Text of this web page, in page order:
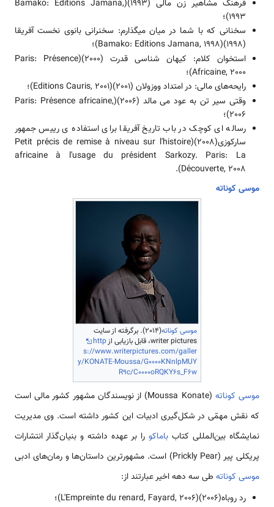
فرهنگ مشاهیر زن مالی (1993)(Bamako: Editions Jamana,
1993)؛
سخنانی که با شما در میان می‏گذارم: سخنرانی بانوی نخست آفریقا
(1998)(Bamako: Editions Jamana, 1998)؛
استخوان کلام: کیهان شناسی قدرت (2000)(Paris: Présence
Africaine, 2000)؛
رایحه‏‌های مالی: در امتداد ووزولان (2001)(Editions Cauris, 2001)؛
وقتی سیر تن به عود می مالد (2006)(Paris: Présence africaine,
2006)؛
رساله ای کوچک در باب تاریخ آفریقا برای استفاده ی رییس جمهور
سارکوزی(2008)(Petit précis de remise à niveau sur l'histoire
africaine à l'usage du président Sarkozy. Paris: La
Découverte, 2008).
موسی کوناته
موسی کوناته
(2014). برگرفته از سایت
writer pictures، قابل بازیابی از
http
s://www.writerpictures.com/galler
y/KONATE-Moussa/G0000KNnlpMUY
R9c/C0000oRQKY6s_F6w
موسی کوناته
(Moussa Konate) از نویسندگان مشهور کشور مالی است
که نقش مهمّی ‌در شکل‌گیری ادبیات این کشور داشته است. وی مدیریت
نمایشگاه بین‌المللی کتاب باماکو را بر عهده داشته و بنیان‌گذار انتشارات
پریکلی پیر (Prickly Pear) است. مشهور‌‌‌‌ترین داستان‌ها و رمان‌های ادبی
موسی کوناتهطی سه دهه اخیر عبارتند از:
رد روباه(2006)(L'Empreinte du renard, Fayard, 2006)؛